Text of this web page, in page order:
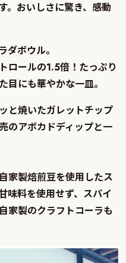
。おいしさに驚き、感動
ダボウル。
ロールの1.5倍！たっぷり
目にも華やかな一皿。
と焼いたガレットチップ
のアボカドディップと一
家製焙煎豆を使用したス
味料を使用せず、スパイ
家製のクラフトコーラも